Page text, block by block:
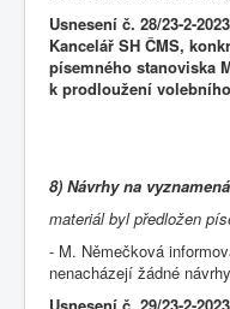
Usnesení č. 28/23-2-
Kancelář SH ČMS,
písemného stanoviska
k prodloužení
8) Návrhy na
materiál byl předložen
- M. Němečková
nenacházejí žádné